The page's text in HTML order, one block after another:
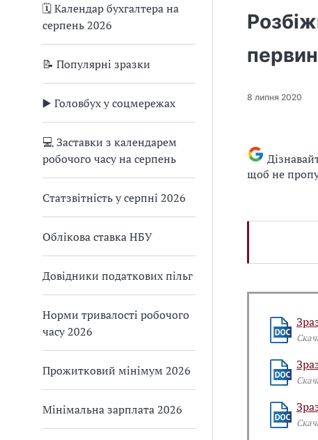
🗓️ Календар бухгалтера на
серпень 2026
📝 Популярні зразки
▶️ Головбух у соцмережах
💻 Заставки з календарем
робочого часу на серпень
Статзвітність у серпні 2026
Облікова ставка НБУ
Довідники податкових пільг
Норми тривалості робочого
часу 2026
Прожитковий мінімум 2026
Мінімальна зарплата 2026
8 липня 2020
щоб не